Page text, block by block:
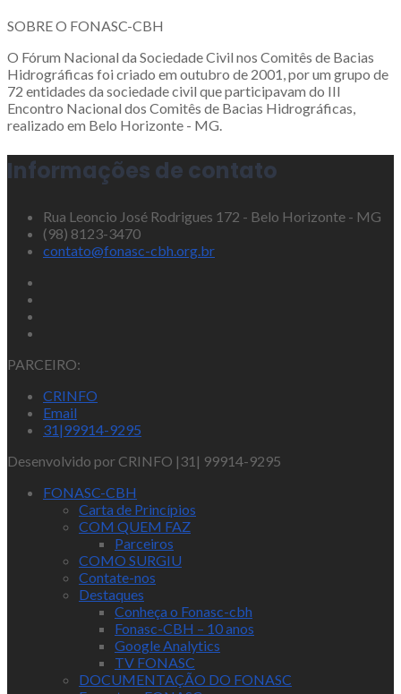
SOBRE O FONASC-CBH
O Fórum Nacional da Sociedade Civil nos Comitês de Bacias
Hidrográficas foi criado em outubro de 2001, por um grupo de
72 entidades da sociedade civil que participavam do III
Encontro Nacional dos Comitês de Bacias Hidrográficas,
realizado em Belo Horizonte - MG.
Informações de contato
Rua Leoncio José Rodrigues 172 - Belo Horizonte - MG
(98) 8123-3470
contato@fonasc-cbh.org.br
PARCEIRO:
CRINFO
Email
31|99914-9295
Desenvolvido por CRINFO |31| 99914-9295
FONASC-CBH
Carta de Princípios
COM QUEM FAZ
Parceiros
COMO SURGIU
Contate-nos
Destaques
Conheça o Fonasc-cbh
Fonasc-CBH – 10 anos
Google Analytics
TV FONASC
DOCUMENTAÇÃO DO FONASC